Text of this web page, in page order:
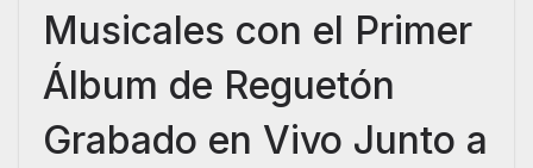
Musicales con el Primer
Álbum de Reguetón
Grabado en Vivo Junto a